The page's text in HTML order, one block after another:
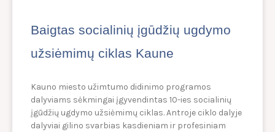
Baigtas socialinių įgūdžių ugdymo
užsiėmimų ciklas Kaune
Kauno miesto užimtumo didinimo programos
dalyviams sėkmingai įgyvendintas 10-ies socialinių
įgūdžių ugdymo užsiėmimų ciklas. Antroje ciklo dalyje
dalyviai gilino svarbias kasdieniam ir profesiniam